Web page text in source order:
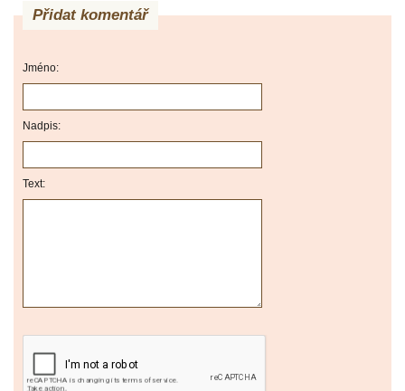
Přidat komentář
Jméno:
Nadpis:
Text: